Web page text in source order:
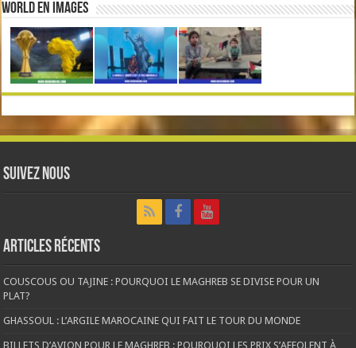
World en Images
Suivez nous
Articles récents
COUSCOUS OU TAJINE : POURQUOI LE MAGHREB SE DIVISE POUR UN
PLAT?
GHASSOUL : L’ARGILE MAROCAINE QUI FAIT LE TOUR DU MONDE
BILLETS D’AVION POUR LE MAGHREB : POURQUOI LES PRIX S’AFFOLENT À